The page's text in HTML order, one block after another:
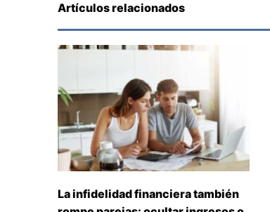
Artículos relacionados
La infidelidad financiera también